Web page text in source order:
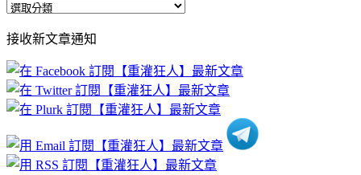
全
文
章
分
類
接收新文章通知